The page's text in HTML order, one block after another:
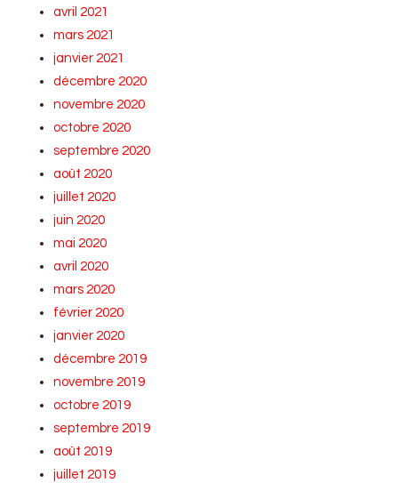
avril 2021
mars 2021
janvier 2021
décembre 2020
novembre 2020
octobre 2020
septembre 2020
août 2020
juillet 2020
juin 2020
mai 2020
avril 2020
mars 2020
février 2020
janvier 2020
décembre 2019
novembre 2019
octobre 2019
septembre 2019
août 2019
juillet 2019